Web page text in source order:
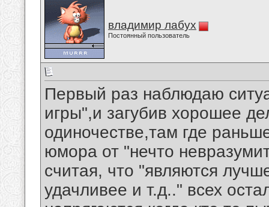
владимир лабух
Постоянный пользователь
Первый раз наблюдаю
игры",и загубив хорошее
одиночестве,там где
юмора от "нечто
считая, что "являются
удачливее и т.д.." всех